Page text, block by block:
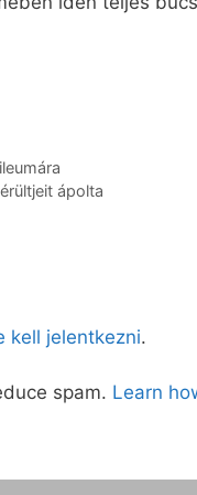
ápolta
kell jelentkezni.
spam. Learn